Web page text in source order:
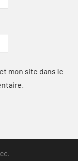
mon site dans le